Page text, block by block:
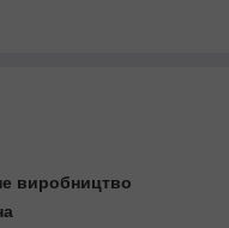
виробництво